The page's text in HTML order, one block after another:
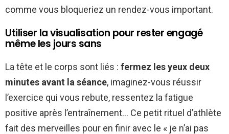
comme vous bloqueriez un rendez-vous important.
Utiliser la visualisation pour rester engagé
même les jours sans
La tête et le corps sont liés : fermez les yeux deux
minutes avant la séance, imaginez-vous réussir
l’exercice qui vous rebute, ressentez la fatigue
positive après l’entraînement… Ce petit rituel d’athlète
fait des merveilles pour en finir avec le « je n’ai pas